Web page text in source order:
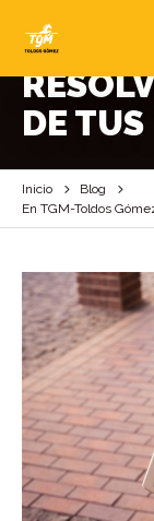
EN
DE
Inicio
Blog
En TGM-Toldos